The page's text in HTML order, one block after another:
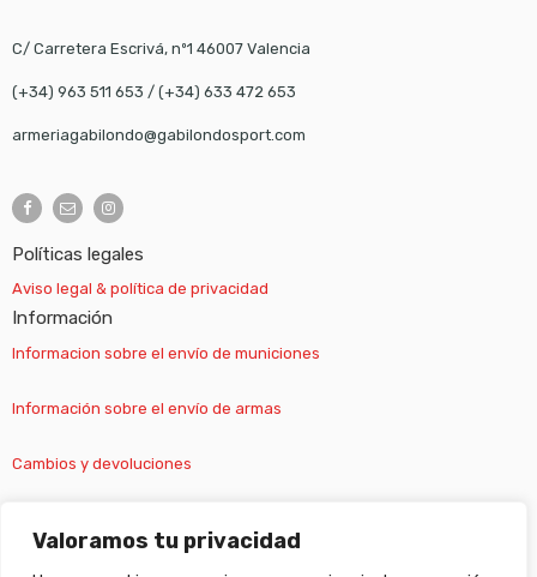
Valoramos tu privacidad
C/ Carretera Escrivá, nº1 46007 Valencia
(+34) 963 511 653 / (+34) 633 472 653
armeriagabilondo@gabilondosport.com
Políticas legales
Aviso legal & política de privacidad
Información
Informacion sobre el envío de municiones
Información sobre el envío de armas
Cambios y devoluciones
Suscripción newsletter